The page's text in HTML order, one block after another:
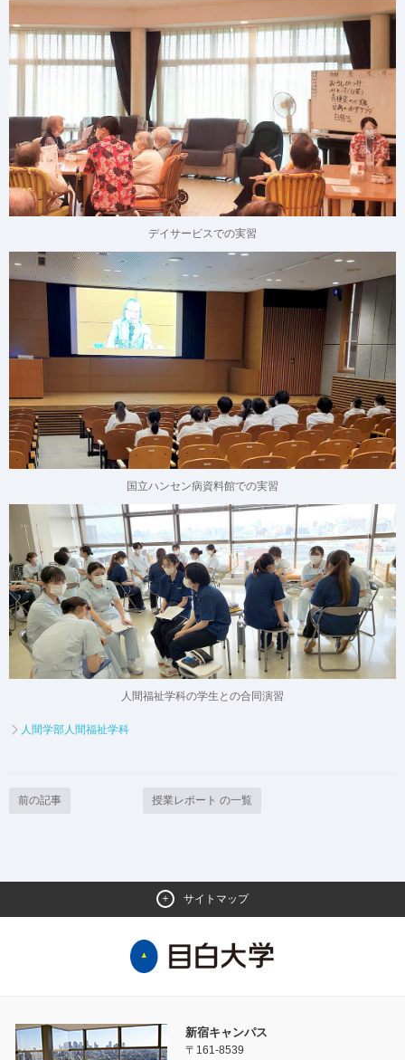
デイサービスでの実習
国立ハンセン病資料館での実習
人間福祉学科の学生との合同演習
人間学部人間福祉学科
前の記事 授業レポート の一覧
サイトマップ
新宿キャンパス
〒161-8539